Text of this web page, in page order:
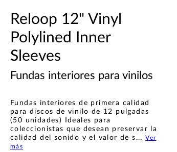
Reloop 12" Vinyl
Polylined Inner
Sleeves
Fundas interiores para vinilos
Fundas interiores de primera calidad
para discos de vinilo de 12 pulgadas
(50 unidades) Ideales para
coleccionistas que desean preservar la
calidad del sonido y el valor de s...Ver
más